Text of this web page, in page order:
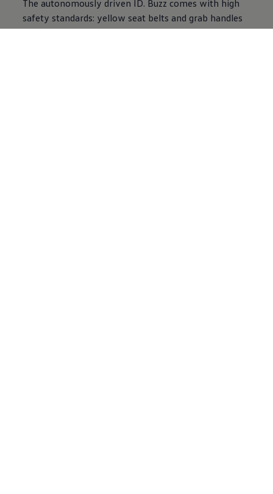
The autonomously driven ID. Buzz comes with high
safety standards: yellow seat belts and grab handles
ensure fast orientation. Tactile elements, Braille